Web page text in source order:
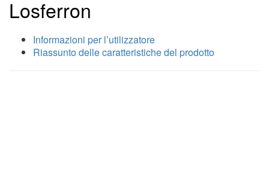
Losferron
Informazioni per l’utilizzatore
Riassunto delle caratteristiche del prodotto